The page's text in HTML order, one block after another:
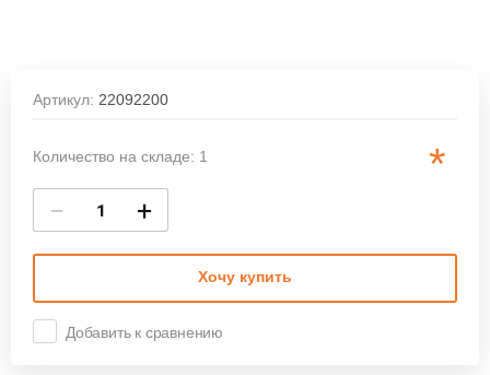
Артикул: 22092200
Количество на складе: 1 *
− +
Хочу купить
Добавить к сравнению